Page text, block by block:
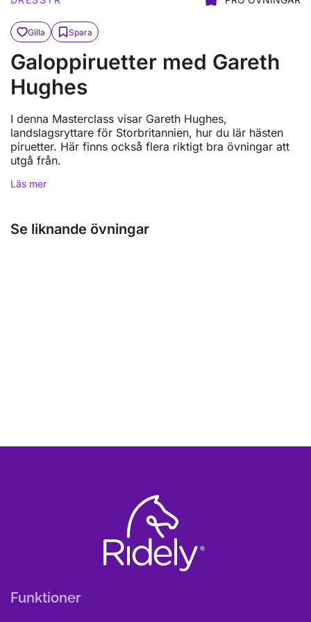
Gilla Spara
Galoppiruetter med Gareth
Hughes
I denna Masterclass visar Gareth Hughes,
landslagsryttare för Storbritannien, hur du lär hästen
piruetter. Här finns också flera riktigt bra övningar att
utgå från.
Läs mer
Se liknande övningar
Funktioner